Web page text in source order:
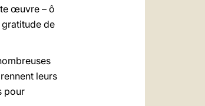
œuvre – ô
de
leurs
pour